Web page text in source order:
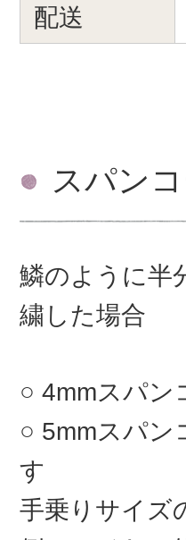
配送
スパン
鱗のように半
繍した場合
4mmスパン
5mmスパン
す
手乗りサイ